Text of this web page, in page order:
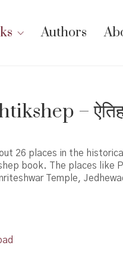
Authors
–
26 places in the
book. The places like
Temple,